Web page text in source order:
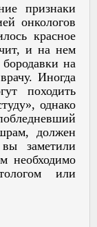
признаки
онкологов
красное
и на нем
на
Иногда
походить
однако
должен
заметили
необходимо
или